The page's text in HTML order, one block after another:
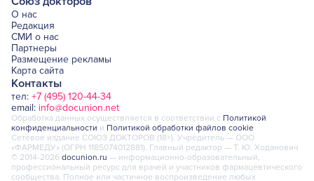
О нас
Редакция
СМИ о нас
Партнеры
Размещение рекламы
Карта сайта
Контакты
тел: +7 (495) 120-44-34
email: info@docunion.net
Обработка данных осуществляется в соответствии с Политикой
конфиденциальности и Политикой обработки файлов cookie
Сетевое издание СОЮЗ ДОКТОРОВ (18+). Учредитель — ООО
«ФАРМЕДУ» (ОГРН 1185074012881). Главный редактор — Т. Ю. Ходанович
© 2014-2026 docunion.ru — информационно-образовательный,
профессиональный ресурс для врачей и участников фармацевтического
сообщества. Полное или частичное воспроизведение любых